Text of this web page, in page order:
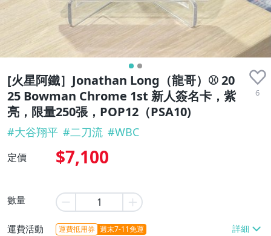
[火星阿鐵］Jonathan Long（龍哥）⚾️ 20
25 Bowman Chrome 1st 新人簽名卡，紫
亮，限量250張，POP12（PSA10)
6
#大谷翔平 #二刀流 #WBC
定價 $7,100
數量
運費活動 運費抵用券 週末7-11免運